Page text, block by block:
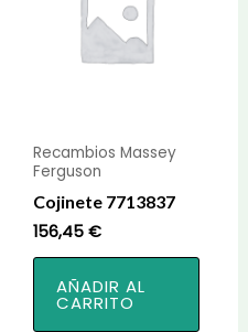
Recambios Massey
Ferguson
Cojinete 7713837
156,45€
AÑADIR AL
CARRITO